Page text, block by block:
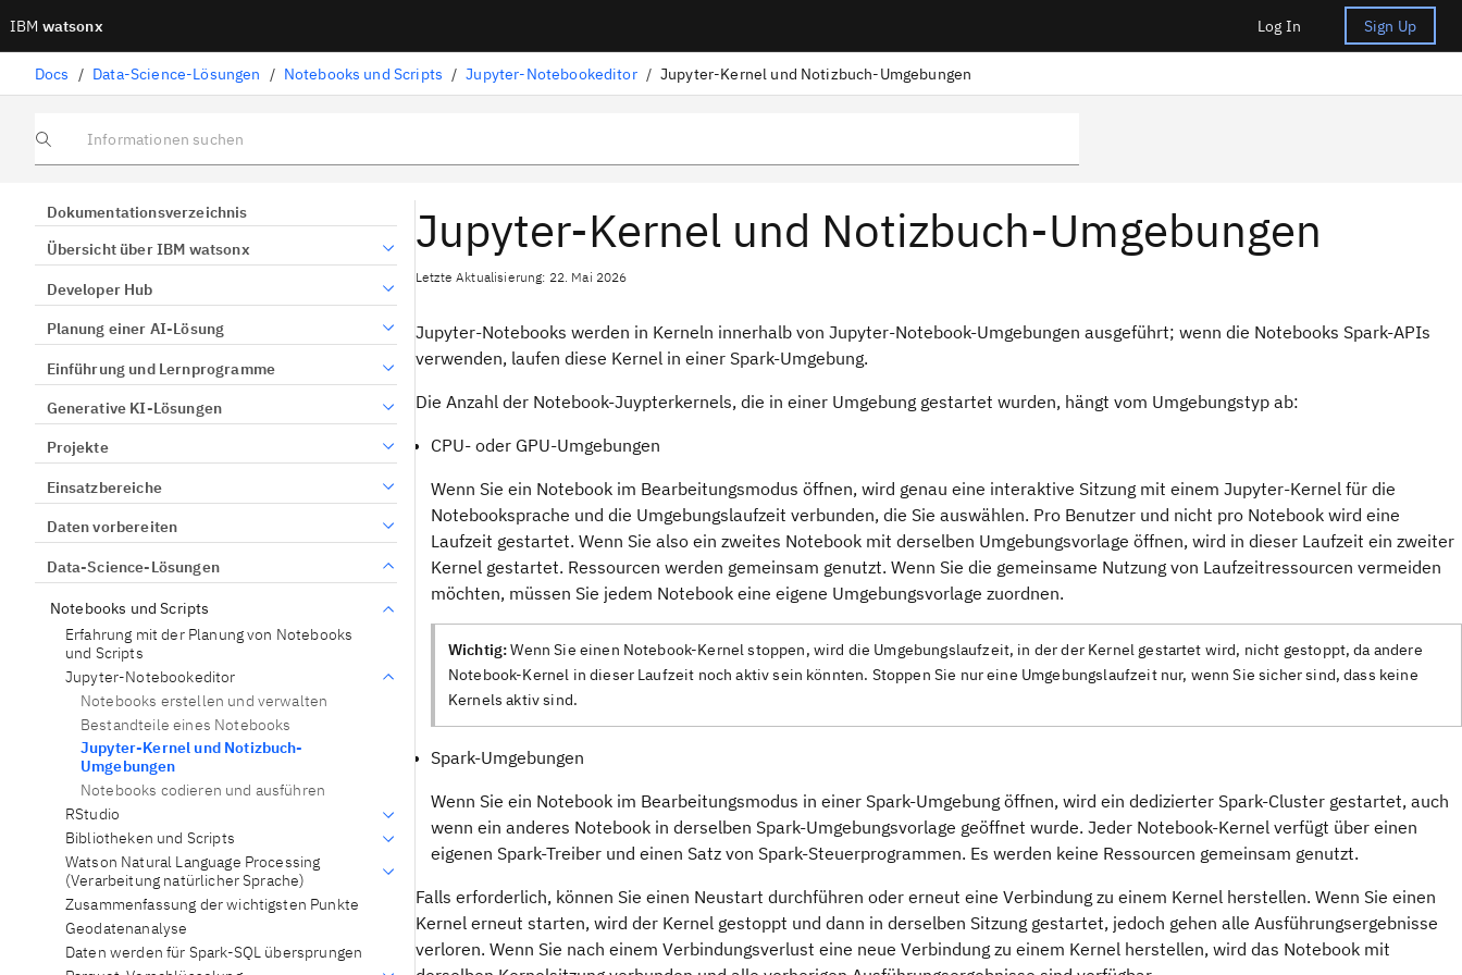
IBM watsonx Log In Sign Up
Docs / Data-Science-Lösungen / Notebooks und Scripts / Jupyter-Notebookeditor / Jupyter-Kernel und Notizbuch-Umgebungen
Informationen suchen
Dokumentationsverzeichnis
Übersicht über IBM watsonx
Developer Hub
Planung einer AI-Lösung
Einführung und Lernprogramme
Generative KI-Lösungen
Projekte
Einsatzbereiche
Daten vorbereiten
Data-Science-Lösungen
Notebooks und Scripts
Erfahrung mit der Planung von Notebooks
und Scripts
Jupyter-Notebookeditor
Notebooks erstellen und verwalten
Bestandteile eines Notebooks
Jupyter-Kernel und Notizbuch-
Umgebungen
Notebooks codieren und ausführen
RStudio
Bibliotheken und Scripts
Watson Natural Language Processing
(Verarbeitung natürlicher Sprache)
Zusammenfassung der wichtigsten Punkte
Geodatenanalyse
Daten werden für Spark-SQL übersprungen
Jupyter-Kernel und Notizbuch-Umgebungen
Letzte Aktualisierung: 22. Mai 2026
Jupyter-Notebooks werden in Kerneln innerhalb von Jupyter-Notebook-Umgebungen ausgeführt; wenn die Notebooks Spark-APIs
verwenden, laufen diese Kernel in einer Spark-Umgebung.
Die Anzahl der Notebook-Juypterkernels, die in einer Umgebung gestartet wurden, hängt vom Umgebungstyp ab:
CPU- oder GPU-Umgebungen
Wenn Sie ein Notebook im Bearbeitungsmodus öffnen, wird genau eine interaktive Sitzung mit einem Jupyter-Kernel für die
Notebooksprache und die Umgebungslaufzeit verbunden, die Sie auswählen. Pro Benutzer und nicht pro Notebook wird eine
Laufzeit gestartet. Wenn Sie also ein zweites Notebook mit derselben Umgebungsvorlage öffnen, wird in dieser Laufzeit ein zweiter
Kernel gestartet. Ressourcen werden gemeinsam genutzt. Wenn Sie die gemeinsame Nutzung von Laufzeitressourcen vermeiden
möchten, müssen Sie jedem Notebook eine eigene Umgebungsvorlage zuordnen.
Wichtig:Wenn Sie einen Notebook-Kernel stoppen, wird die Umgebungslaufzeit, in der der Kernel gestartet wird, nicht gestoppt, da andere
Notebook-Kernel in dieser Laufzeit noch aktiv sein könnten. Stoppen Sie nur eine Umgebungslaufzeit nur, wenn Sie sicher sind, dass keine
Kernels aktiv sind.
Spark-Umgebungen
Wenn Sie ein Notebook im Bearbeitungsmodus in einer Spark-Umgebung öffnen, wird ein dedizierter Spark-Cluster gestartet, auch
wenn ein anderes Notebook in derselben Spark-Umgebungsvorlage geöffnet wurde. Jeder Notebook-Kernel verfügt über einen
eigenen Spark-Treiber und einen Satz von Spark-Steuerprogrammen. Es werden keine Ressourcen gemeinsam genutzt.
Falls erforderlich, können Sie einen Neustart durchführen oder erneut eine Verbindung zu einem Kernel herstellen. Wenn Sie einen
Kernel erneut starten, wird der Kernel gestoppt und dann in derselben Sitzung gestartet, jedoch gehen alle Ausführungsergebnisse
verloren. Wenn Sie nach einem Verbindungsverlust eine neue Verbindung zu einem Kernel herstellen, wird das Notebook mit